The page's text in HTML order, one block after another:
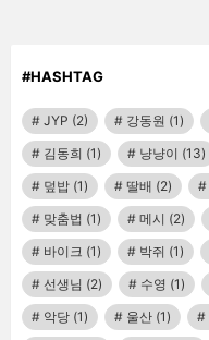
#HASHTAG
JYP (2) 강동원 (1)
김동희 (1) 냥냥이 (13)
덮밥 (1) 딸배 (2)
맞춤법 (1) 메시 (2)
바이크 (1) 박쥐 (1)
선생님 (2) 수영 (1)
악당 (1) 울산 (1)